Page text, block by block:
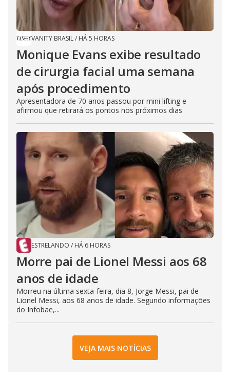
VANITY BRASIL/ HÁ 5 HORAS
Monique Evans exibe resultado
de cirurgia facial uma semana
após procedimento
Apresentadora de 70 anos passou por mini lifting e
afirmou que retirará os pontos nos próximos dias
ESTRELANDO / HÁ 6 HORAS
Morre pai de Lionel Messi aos 68
anos de idade
Morreu na última sexta-feira, dia 8, Jorge Messi, pai de
Lionel Messi, aos 68 anos de idade. Segundo informações
do Infobae,...
VEJA MAIS NOTÍCIAS